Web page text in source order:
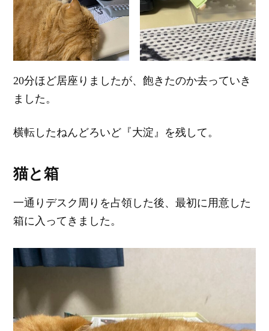
20分ほど居座りましたが、飽きたのか去っていき
ました。
横転したねんどろいど『大淀』を残して。
猫と箱
一通りデスク周りを占領した後、最初に用意した
箱に入ってきました。